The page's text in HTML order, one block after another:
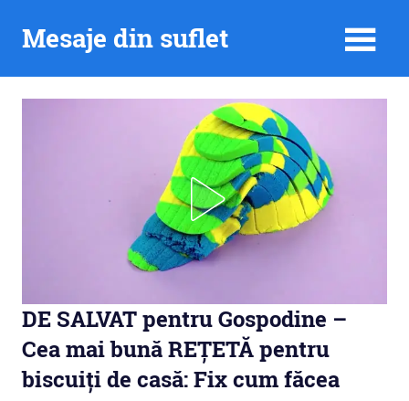
Mesaje din suflet
DE SALVAT pentru Gospodine –
Cea mai bună REȚETĂ pentru
biscuiți de casă: Fix cum făcea